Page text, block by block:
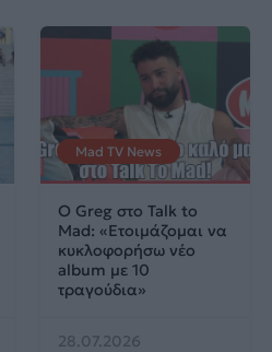
Mad TV News
O Greg στο Talk to
Mad: «Ετοιμάζομαι να
κυκλοφορήσω νέο
album με 10
τραγούδια»
28.07.2026